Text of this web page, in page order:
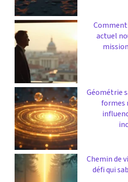
actuel
Géométrie
formes
Chemin de
défi qui